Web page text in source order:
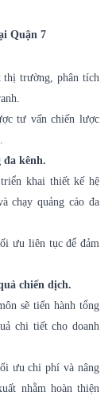
Quận 7
thị trường, phân tích
tư vấn chiến lược
kênh.
khai thiết kế hệ
chạy quảng cáo đa
ưu liên tục để đảm
chiến dịch.
sẽ tiến hành tổng
chi tiết cho doanh
ưu chi phí và nâng
nhằm hoàn thiện